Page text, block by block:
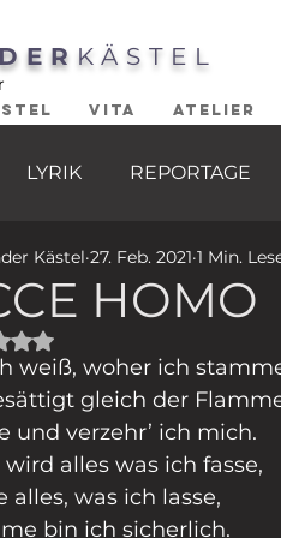
KÄSTEL
VITA ATELIER
LYRIK REPORTAGE
HOMO
Kästel 27. Feb. 2021 1 Min.
Mit NaN von 5 Sternen bewertet.
weiß, woher ich
gleich der
und verzehr’ ich mich.
alles was ich fasse,
alles, was ich lasse,
bin ich sicherlich.